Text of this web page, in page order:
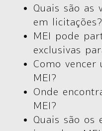
Quais são as
em licitações?
MEI pode
exclusivas
Como vencer
MEI?
Onde
MEI?
Quais são os